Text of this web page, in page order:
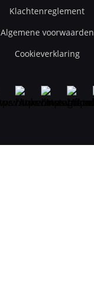
Klachtenreglement
Algemene voorwaarden
Cookieverklaring